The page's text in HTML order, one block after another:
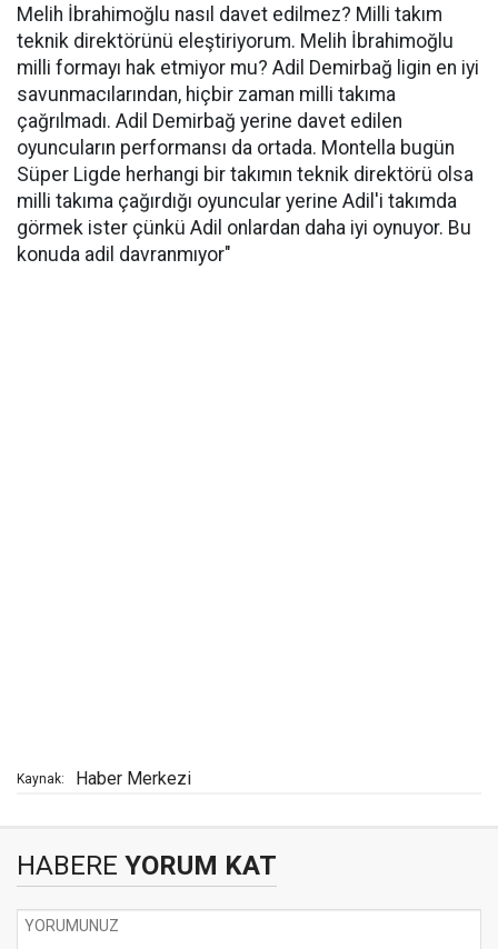
Melih İbrahimoğlu nasıl davet edilmez? Milli takım
teknik direktörünü eleştiriyorum. Melih İbrahimoğlu
milli formayı hak etmiyor mu? Adil Demirbağ ligin en iyi
savunmacılarından, hiçbir zaman milli takıma
çağrılmadı. Adil Demirbağ yerine davet edilen
oyuncuların performansı da ortada. Montella bugün
Süper Ligde herhangi bir takımın teknik direktörü olsa
milli takıma çağırdığı oyuncular yerine Adil'i takımda
görmek ister çünkü Adil onlardan daha iyi oynuyor. Bu
konuda adil davranmıyor"
Kaynak: Haber Merkezi
HABERE YORUM KAT